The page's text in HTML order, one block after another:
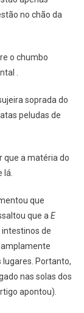
no chão da
o chumbo
.
soprada do
peludas de
que a matéria do
que
que a E
de
Portanto,
nas solas dos
apontou).